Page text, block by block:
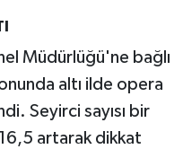
Müdürlüğü'ne bağlı
altı ilde opera
Seyirci sayısı bir
artarak dikkat